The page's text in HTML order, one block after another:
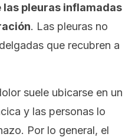
las pleuras inflamadas
. Las pleuras no
que recubren a
suele ubicarse en un
y las personas lo
Por lo general, el